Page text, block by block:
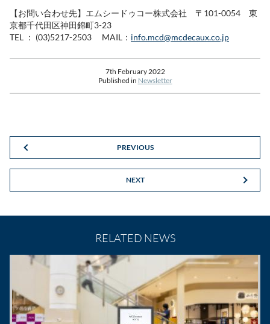
【お問い合わせ先】エムシードゥコー株式会社 〒101-0054 東
京都千代田区神田錦町3-23
TEL ： (03)5217-2503 MAIL： info.mcd@mcdecaux.co.jp
7th February 2022
Published in Newsletter
PREVIOUS
NEXT
RELATED NEWS